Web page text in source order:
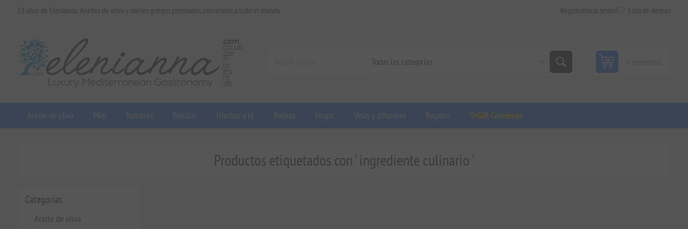
13 años de Elenianna: Aceites de oliva y mieles griegos premiados, con envíos a todo el mundo Registro Inicia sesión Lista de deseos
Aceite de oliva Miel fiambres Bebidas Hierbas y té Belleza Hogar Velas y difusores Regalos ✨Gift Concierge
Categorías
Aceite de oliva
Productos etiquetados con ' ingrediente culinario '